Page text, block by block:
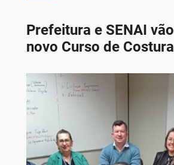
Prefeitura e SENAI
novo Curso de